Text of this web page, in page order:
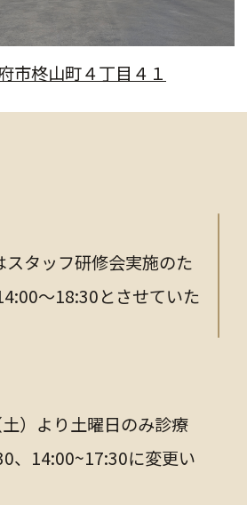
市柊山町４丁目４１
タッフ研修会実施のた
～18:30とさせていた
）より土曜日のみ診療
、14:00~17:30に変更い